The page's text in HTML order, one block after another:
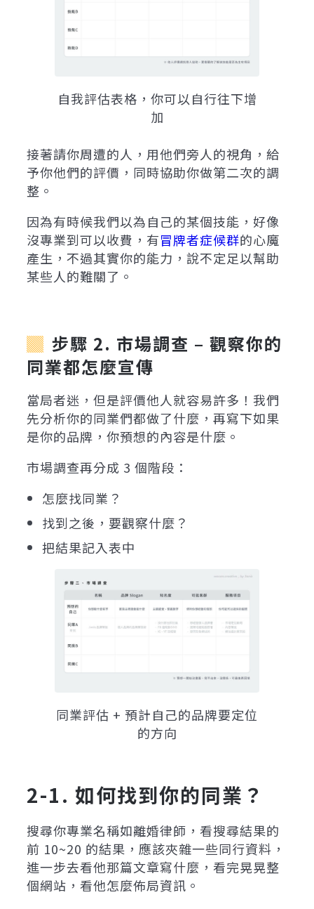
自我評估表格，你可以自行往下增
加
接著請你周遭的人，用他們旁人的視角，給
予你他們的評價，同時協助你做第二次的調
整。
因為有時候我們以為自己的某個技能，好像
沒專業到可以收費，有冒牌者症候群的心魔
產生，不過其實你的能力，說不定足以幫助
某些人的難關了。
步驟 2. 市場調查 – 觀察你的
同業都怎麼宣傳
當局者迷，但是評價他人就容易許多！我們
先分析你的同業們都做了什麼，再寫下如果
是你的品牌，你預想的內容是什麼。
市場調查再分成 3 個階段：
怎麼找同業？
找到之後，要觀察什麼？
把結果記入表中
同業評估 + 預計自己的品牌要定位
的方向
2-1. 如何找到你的同業？
搜尋你專業名稱如離婚律師，看搜尋結果的
前 10~20 的結果，應該夾雜一些同行資料，
進一步去看他那篇文章寫什麼，看完晃晃整
個網站，看他怎麼佈局資訊。